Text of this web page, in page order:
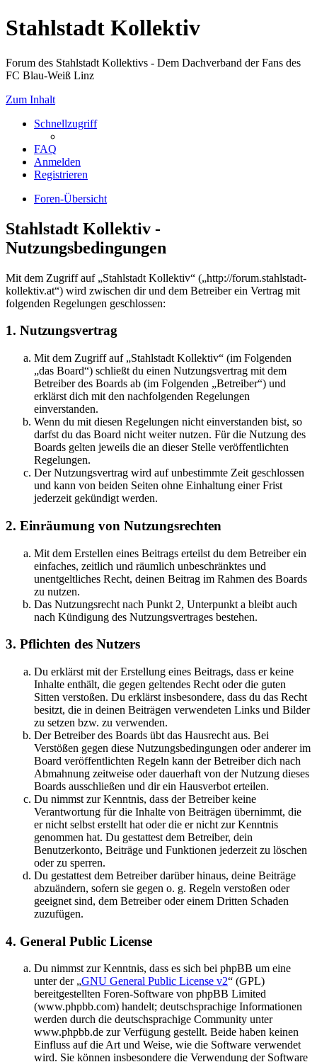
Stahlstadt Kollektiv
Forum des Stahlstadt Kollektivs - Dem Dachverband der Fans des
FC Blau-Weiß Linz
Zum Inhalt
Schnellzugriff
FAQ
Anmelden
Registrieren
Foren-Übersicht
Stahlstadt Kollektiv -
Nutzungsbedingungen
Mit dem Zugriff auf „Stahlstadt Kollektiv“ („http://forum.stahlstadt-
kollektiv.at“) wird zwischen dir und dem Betreiber ein Vertrag mit
folgenden Regelungen geschlossen:
1. Nutzungsvertrag
Mit dem Zugriff auf „Stahlstadt Kollektiv“ (im Folgenden
„das Board“) schließt du einen Nutzungsvertrag mit dem
Betreiber des Boards ab (im Folgenden „Betreiber“) und
erklärst dich mit den nachfolgenden Regelungen
einverstanden.
Wenn du mit diesen Regelungen nicht einverstanden bist, so
darfst du das Board nicht weiter nutzen. Für die Nutzung des
Boards gelten jeweils die an dieser Stelle veröffentlichten
Regelungen.
Der Nutzungsvertrag wird auf unbestimmte Zeit geschlossen
und kann von beiden Seiten ohne Einhaltung einer Frist
jederzeit gekündigt werden.
2. Einräumung von Nutzungsrechten
Mit dem Erstellen eines Beitrags erteilst du dem Betreiber ein
einfaches, zeitlich und räumlich unbeschränktes und
unentgeltliches Recht, deinen Beitrag im Rahmen des Boards
zu nutzen.
Das Nutzungsrecht nach Punkt 2, Unterpunkt a bleibt auch
nach Kündigung des Nutzungsvertrages bestehen.
3. Pflichten des Nutzers
Du erklärst mit der Erstellung eines Beitrags, dass er keine
Inhalte enthält, die gegen geltendes Recht oder die guten
Sitten verstoßen. Du erklärst insbesondere, dass du das Recht
besitzt, die in deinen Beiträgen verwendeten Links und Bilder
zu setzen bzw. zu verwenden.
Der Betreiber des Boards übt das Hausrecht aus. Bei
Verstößen gegen diese Nutzungsbedingungen oder anderer im
Board veröffentlichten Regeln kann der Betreiber dich nach
Abmahnung zeitweise oder dauerhaft von der Nutzung dieses
Boards ausschließen und dir ein Hausverbot erteilen.
Du nimmst zur Kenntnis, dass der Betreiber keine
Verantwortung für die Inhalte von Beiträgen übernimmt, die
er nicht selbst erstellt hat oder die er nicht zur Kenntnis
genommen hat. Du gestattest dem Betreiber, dein
Benutzerkonto, Beiträge und Funktionen jederzeit zu löschen
oder zu sperren.
Du gestattest dem Betreiber darüber hinaus, deine Beiträge
abzuändern, sofern sie gegen o. g. Regeln verstoßen oder
geeignet sind, dem Betreiber oder einem Dritten Schaden
zuzufügen.
4. General Public License
Du nimmst zur Kenntnis, dass es sich bei phpBB um eine
unter der „GNU General Public License v2“ (GPL)
bereitgestellten Foren-Software von phpBB Limited
(www.phpbb.com) handelt; deutschsprachige Informationen
werden durch die deutschsprachige Community unter
www.phpbb.de zur Verfügung gestellt. Beide haben keinen
Einfluss auf die Art und Weise, wie die Software verwendet
wird. Sie können insbesondere die Verwendung der Software